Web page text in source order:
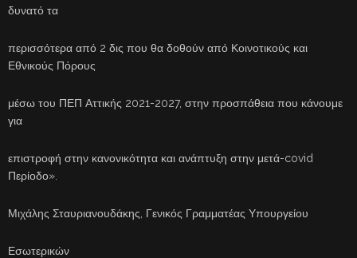
δυνατό τα
περισσότερα από 2 δις που θα δοθούν από Κοινοτικούς και
Εθνικούς Πόρους
μέσω του ΠΕΠ Αττικής 2021-2027, στην προσπάθεια που κάνουμε
για
επιστροφή στην κανονικότητα και ανάπτυξη στην μετά-covid
Περίοδο».
Μιχάλης Σταυριανουδάκης, Γενικός Γραμματέας Υπουργείου
Εσωτερικών